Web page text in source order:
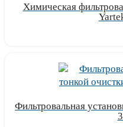
Химическая
Фильтровальная